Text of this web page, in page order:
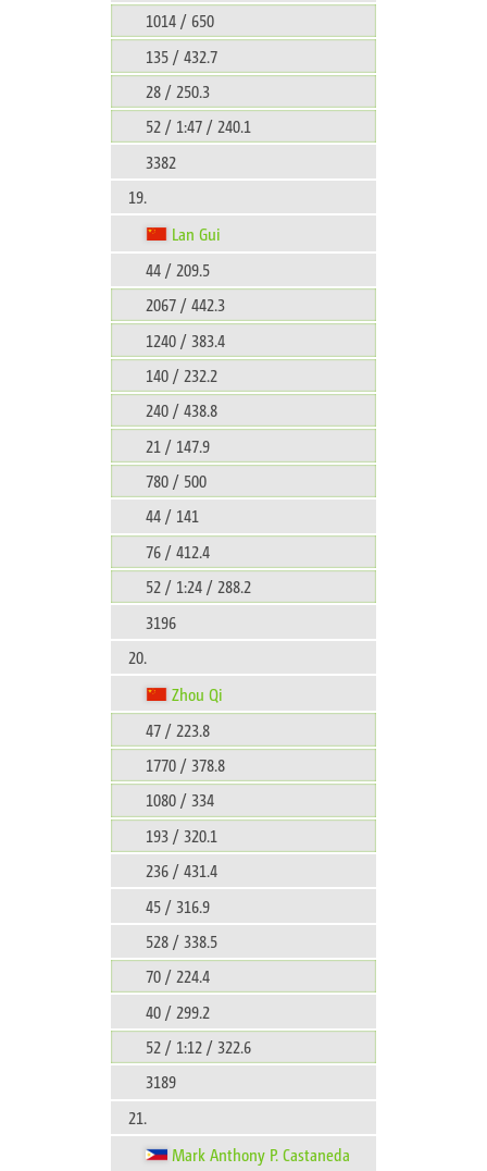
1014 / 650
135 / 432.7
28 / 250.3
52 / 1:47 / 240.1
3382
19.
Lan Gui
44 / 209.5
2067 / 442.3
1240 / 383.4
140 / 232.2
240 / 438.8
21 / 147.9
780 / 500
44 / 141
76 / 412.4
52 / 1:24 / 288.2
3196
20.
Zhou Qi
47 / 223.8
1770 / 378.8
1080 / 334
193 / 320.1
236 / 431.4
45 / 316.9
528 / 338.5
70 / 224.4
40 / 299.2
52 / 1:12 / 322.6
3189
21.
Mark Anthony P. Castaneda